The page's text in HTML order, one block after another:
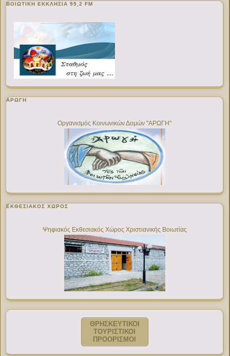
ΒΟΙΩΤΙΚΉ ΕΚΚΛΗΣΊΑ 99,2 FM
ΑΡΩΓΗ
Οργανισμός Κοινωνικών Δομών "ΑΡΩΓΗ"
ΕΚΘΕΣΙΑΚΌΣ ΧΏΡΟΣ
Ψηφιακός Εκθεσιακός Χώρος Χριστιανικής Βοιωτίας
ΘΡΗΣΚΕΥΤΙΚΟΙ
ΤΟΥΡΙΣΤΙΚΟΙ
ΠΡΟΟΡΙΣΜΟΙ